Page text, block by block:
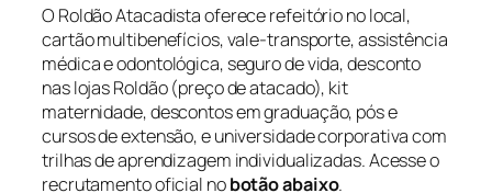
O Roldão Atacadista oferece refeitório no local,
cartão multibenefícios, vale-transporte, assistência
médica e odontológica, seguro de vida, desconto
nas lojas Roldão (preço de atacado), kit
maternidade, descontos em graduação, pós e
cursos de extensão, e universidade corporativa com
trilhas de aprendizagem individualizadas. Acesse o
recrutamento oficial nobotão abaixo.